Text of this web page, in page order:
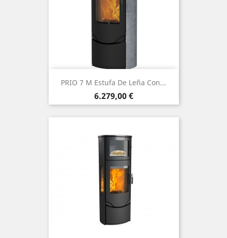
PRIO 7 M Estufa De Leña Con...
Precio
6.279,00 €